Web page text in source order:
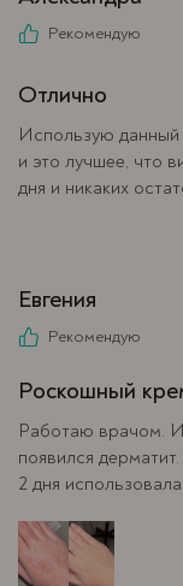
Рекомендую
Отлично
Использую
и это лучшее, что
дня и никаких
Евгения
Рекомендую
Роскошный
Работаю врачом. И
появился дерматит.
2 дня